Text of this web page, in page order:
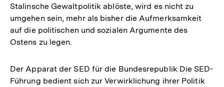
Stalinsche Gewaltpolitik ablöste, wird es nicht zu
umgehen sein, mehr als bisher die Aufmerksamkeit
auf die politischen und sozialen Argumente des
Ostens zu legen.
Der Apparat der SED für die Bundesrepublik Die SED-
Führung bedient sich zur Verwirklichung ihrer Politik